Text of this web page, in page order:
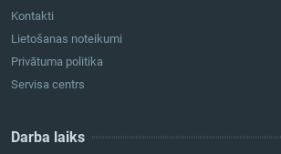
Kontakti
Lietošanas noteikumi
Privātuma politika
Servisa centrs
Darba laiks